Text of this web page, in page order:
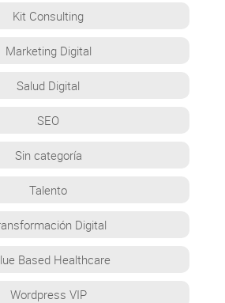
Kit Consulting
Marketing Digital
Salud Digital
SEO
Sin categoría
Talento
Digital
Based Healthcare
Wordpress VIP